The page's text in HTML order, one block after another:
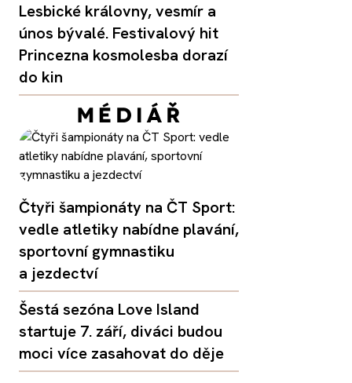
Lesbické královny, vesmír a
únos bývalé. Festivalový hit
Princezna kosmolesba dorazí
do kin
Čtyři šampionáty na ČT Sport:
vedle atletiky nabídne plavání,
sportovní gymnastiku
a jezdectví
Šestá sezóna Love Island
startuje 7. září, diváci budou
moci více zasahovat do děje